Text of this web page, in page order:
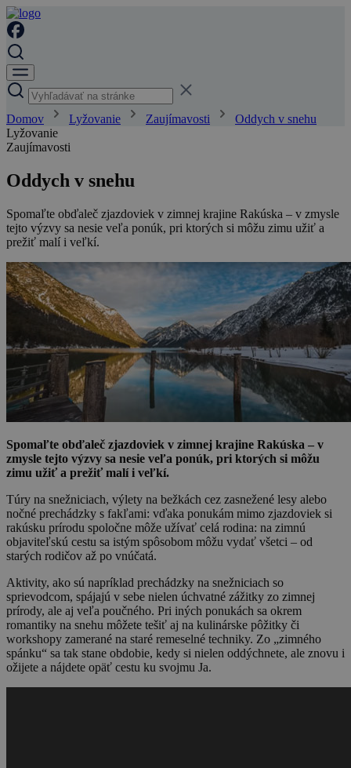
Domov Lyžovanie Zaujímavosti
Oddych v snehu
Lyžovanie
Zaujímavosti
Oddych v snehu
Spomaľte obďaleč zjazdoviek v zimnej krajine Rakúska – v zmysle
tejto výzvy sa nesie veľa ponúk, pri ktorých si môžu zimu užiť a
prežiť malí i veľkí.
Spomaľte obďaleč zjazdoviek v zimnej krajine Rakúska – v
zmysle tejto výzvy sa nesie veľa ponúk, pri ktorých si môžu
zimu užiť a prežiť malí i veľkí.
Túry na snežniciach, výlety na bežkách cez zasnežené lesy alebo
nočné prechádzky s fakľami: vďaka ponukám mimo zjazdoviek si
rakúsku prírodu spoločne môže užívať celá rodina: na zimnú
objaviteľskú cestu sa istým spôsobom môžu vydať všetci – od
starých rodičov až po vnúčatá.
Aktivity, ako sú napríklad prechádzky na snežniciach so
sprievodcom, spájajú v sebe nielen úchvatné zážitky zo zimnej
prírody, ale aj veľa poučného. Pri iných ponukách sa okrem
romantiky na snehu môžete tešiť aj na kulinárske pôžitky či
workshopy zamerané na staré remeselné techniky. Zo „zimného
spánku“ sa tak stane obdobie, kedy si nielen oddýchnete, ale znovu i
ožijete a nájdete opäť cestu ku svojmu Ja.